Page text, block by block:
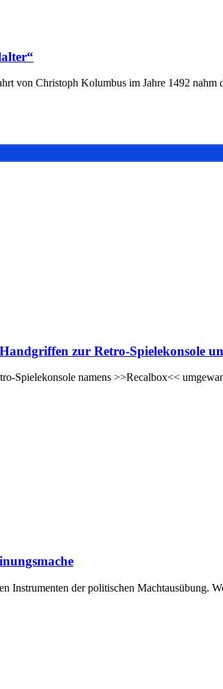
von Christoph Kolumbus im Jahre 1492 nahm
zur Retro-Spielekonsole
Spielekonsole namens >>Recalbox<<
Instrumenten der politischen Machtausübung.